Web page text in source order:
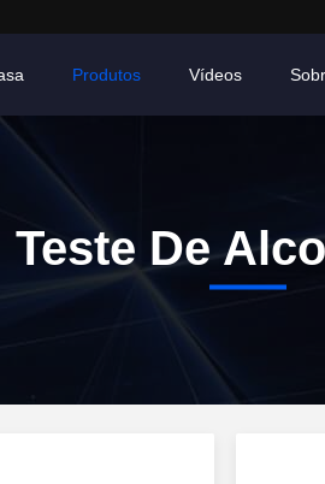
Produtos Vídeos
Teste De